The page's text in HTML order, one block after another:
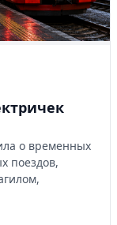
о временных
поездов,